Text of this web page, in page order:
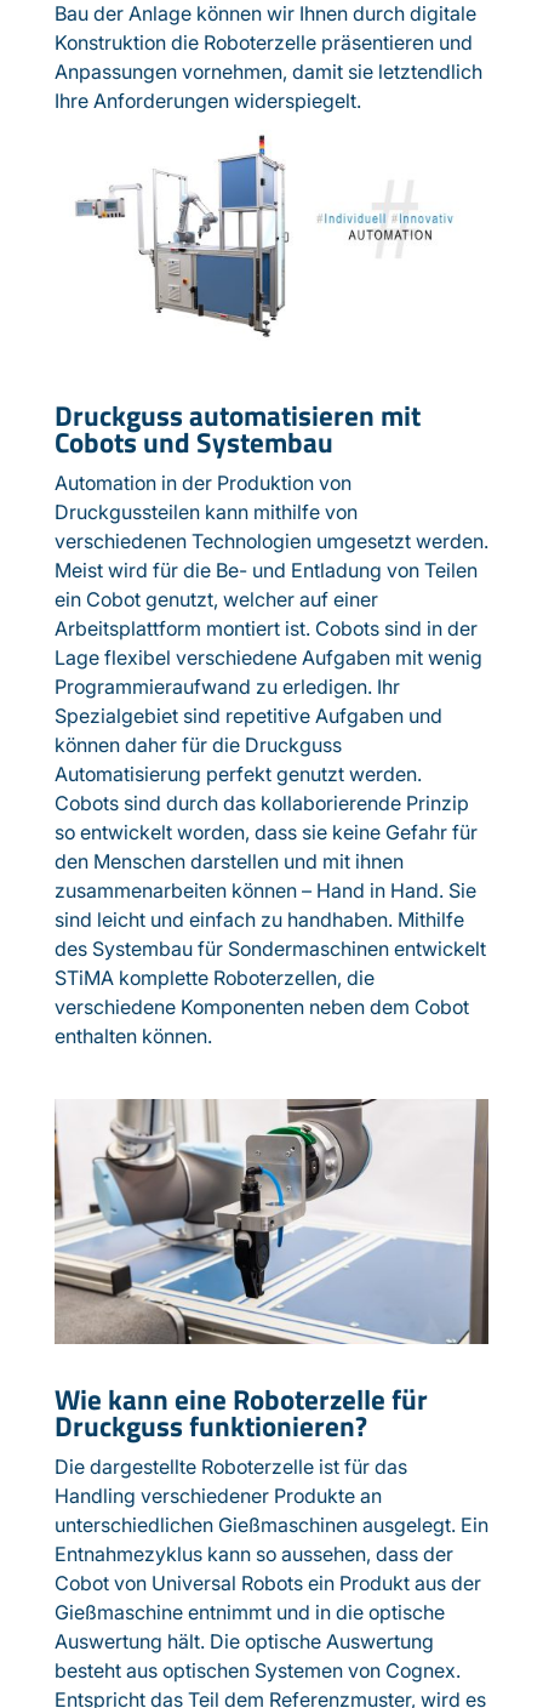
Bau der Anlage können wir Ihnen durch digitale
Konstruktion die Roboterzelle präsentieren und
Anpassungen vornehmen, damit sie letztendlich
Ihre Anforderungen widerspiegelt.
Druckguss automatisieren mit
Cobots und Systembau
Automation in der Produktion von
Druckgussteilen kann mithilfe von
verschiedenen Technologien umgesetzt werden.
Meist wird für die Be- und Entladung von Teilen
ein Cobot genutzt, welcher auf einer
Arbeitsplattform montiert ist. Cobots sind in der
Lage flexibel verschiedene Aufgaben mit wenig
Programmieraufwand zu erledigen. Ihr
Spezialgebiet sind repetitive Aufgaben und
können daher für die Druckguss
Automatisierung perfekt genutzt werden.
Cobots sind durch das kollaborierende Prinzip
so entwickelt worden, dass sie keine Gefahr für
den Menschen darstellen und mit ihnen
zusammenarbeiten können – Hand in Hand. Sie
sind leicht und einfach zu handhaben. Mithilfe
des Systembau für Sondermaschinen entwickelt
STiMA komplette Roboterzellen, die
verschiedene Komponenten neben dem Cobot
enthalten können.
Wie kann eine Roboterzelle für
Druckguss funktionieren?
Die dargestellte Roboterzelle ist für das
Handling verschiedener Produkte an
unterschiedlichen Gießmaschinen ausgelegt. Ein
Entnahmezyklus kann so aussehen, dass der
Cobot von Universal Robots ein Produkt aus der
Gießmaschine entnimmt und in die optische
Auswertung hält. Die optische Auswertung
besteht aus optischen Systemen von Cognex.
Entspricht das Teil dem Referenzmuster, wird es